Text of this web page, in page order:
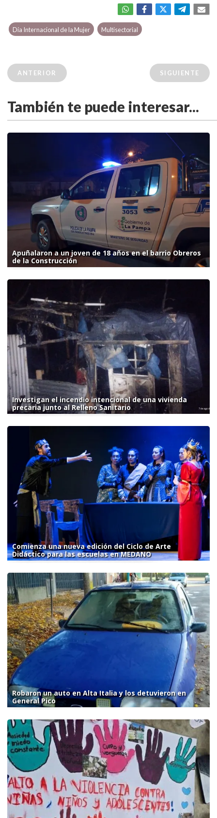
Día Internacional de la Mujer Multisectorial
ANTERIOR SIGUIENTE
También te puede interesar...
Apuñalaron a un joven de 18 años en el barrio Obreros
de la Construcción
Investigan el incendio intencional de una vivienda
precaria junto al Relleno Sanitario
Comienza una nueva edición del Ciclo de Arte
Didáctico para las escuelas en MEDANO
Robaron un auto en Alta Italia y los detuvieron en
General Pico